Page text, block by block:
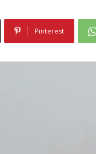
Pinterest